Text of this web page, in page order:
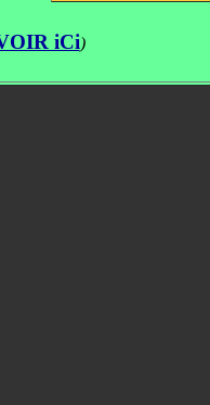
iCi)